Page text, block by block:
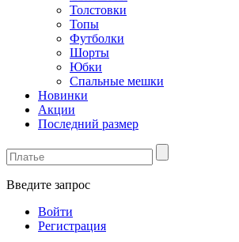
Толстовки
Топы
Футболки
Шорты
Юбки
Спальные мешки
Новинки
Акции
Последний размер
Введите запрос
Войти
Регистрация